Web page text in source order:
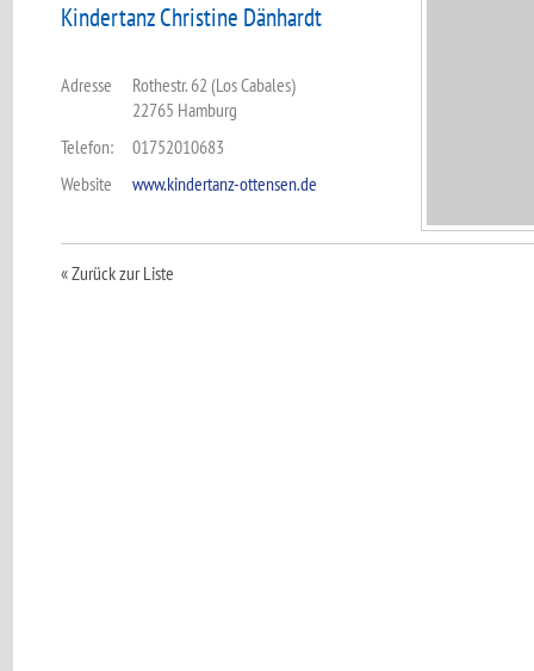
Kindertanz Christine Dänhardt
Adresse
Rothestr. 62 (Los Cabales)
22765 Hamburg
Telefon:
01752010683
Website
www.kindertanz-ottensen.de
« Zurück zur Liste